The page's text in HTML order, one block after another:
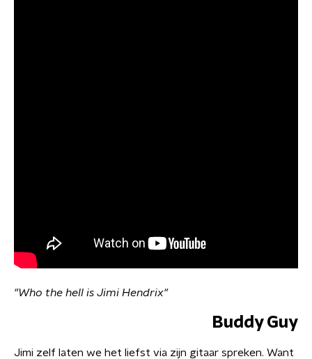
"Who the hell is Jimi Hendrix"
Buddy Guy
Jimi zelf laten we het liefst via zijn gitaar spreken. Want